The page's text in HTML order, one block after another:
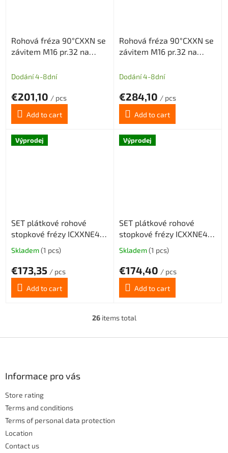
Rohová fréza 90°CXXN se
závitem M16 pr.32 na
bez vnitřního chlazení 4z
Dodání 4-8dní
€201,10 / pcs
Add to cart
Rohová fréza 90°CXXN se
závitem M16 pr.32 na
vnitřním chlazením 5z
Dodání 4-8dní
€284,10 / pcs
Add to cart
Výprodej
SET plátkové rohové
stopkové frézy ICXXNE4-
The
product
rating
5,0
stars.
Skladem(1 pcs)
€173,35 / pcs
Add to cart
Výprodej
SET plátkové rohové
stopkové frézy ICXXNE4-
The
product
rating
5,0
of
stars.
Skladem(1 pcs)
€174,40 / pcs
Add to cart
L
s
t
26items total
Informace pro vás
Store rating
Terms and conditions
Terms of personal data protection
Location
Contact us